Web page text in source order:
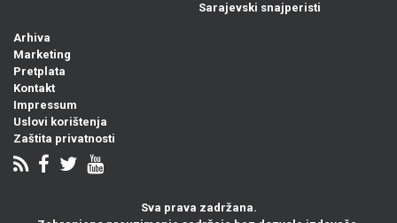
Sarajevski snajperisti
Arhiva
Marketing
Pretplata
Kontakt
Impressum
Uslovi korištenja
Zaštita privatnosti
Sva prava zadržana.